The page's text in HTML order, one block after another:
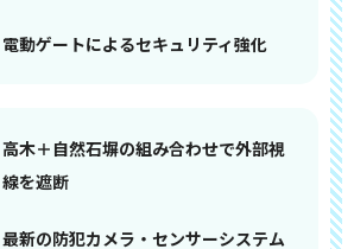
電動ゲートによるセキュリティ強化
高木＋自然石塀の組み合わせで外部視
線を遮断
最新の防犯カメラ・センサーシステム